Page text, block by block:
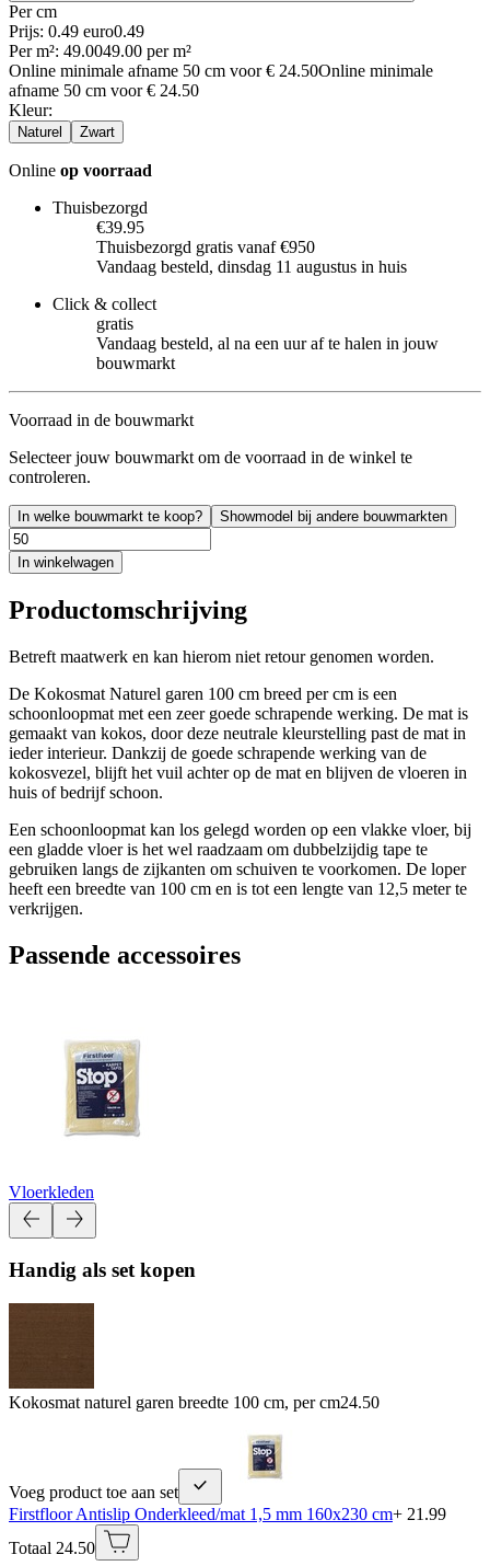
Per cm
Prijs: 0.49 euro0.49
Per m²: 49.0049.00 per m²
Online minimale afname 50 cm voor€ 24.50Online minimale
afname 50 cm voor€ 24.50
Kleur:
Naturel Zwart
Online op voorraad
Thuisbezorgd
€39.95
Thuisbezorgd gratis vanaf €950
Vandaag besteld, dinsdag 11 augustus in huis
Click & collect
gratis
Vandaag besteld, al na een uur af te halen in jouw
bouwmarkt
Voorraad in de bouwmarkt
Selecteer jouw bouwmarkt om de voorraad in de winkel te
controleren.
In welke bouwmarkt te koop? Showmodel bij andere bouwmarkten
In winkelwagen
Productomschrijving
Betreft maatwerk en kan hierom niet retour genomen worden.
De Kokosmat Naturel garen 100 cm breed per cm is een
schoonloopmat met een zeer goede schrapende werking. De mat is
gemaakt van kokos, door deze neutrale kleurstelling past de mat in
ieder interieur. Dankzij de goede schrapende werking van de
kokosvezel, blijft het vuil achter op de mat en blijven de vloeren in
huis of bedrijf schoon.
Een schoonloopmat kan los gelegd worden op een vlakke vloer, bij
een gladde vloer is het wel raadzaam om dubbelzijdig tape te
gebruiken langs de zijkanten om schuiven te voorkomen. De loper
heeft een breedte van 100 cm en is tot een lengte van 12,5 meter te
verkrijgen.
Passende accessoires
Vloerkleden
Handig als set kopen
Kokosmat naturel garen breedte 100 cm, per cm24.50
Voeg product toe aan set
Firstfloor Antislip Onderkleed/mat 1,5 mm 160x230 cm+ 21.99
Totaal 24.50